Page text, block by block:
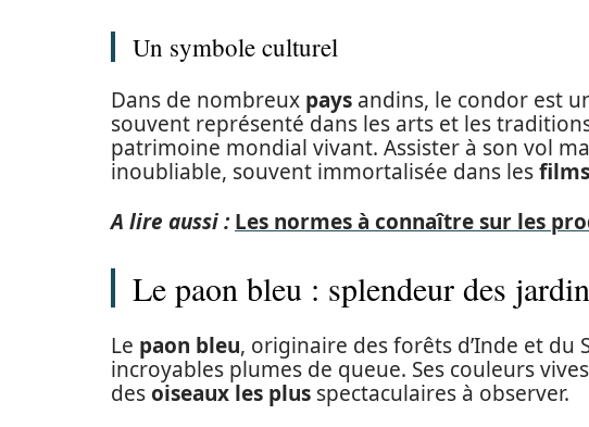
Un symbole culturel
Dans de nombreux pays andins, le condor est
souvent représenté dans les arts et les
patrimoine mondial vivant. Assister à son vol
inoubliable, souvent immortalisée dans lesfilms
A lire aussi : Les normes à connaître sur les
Le paon bleu : splendeur des
Le paon bleu, originaire des forêts d’Inde et du
incroyables plumes de queue. Ses couleurs
desoiseaux les plus spectaculaires à observer.